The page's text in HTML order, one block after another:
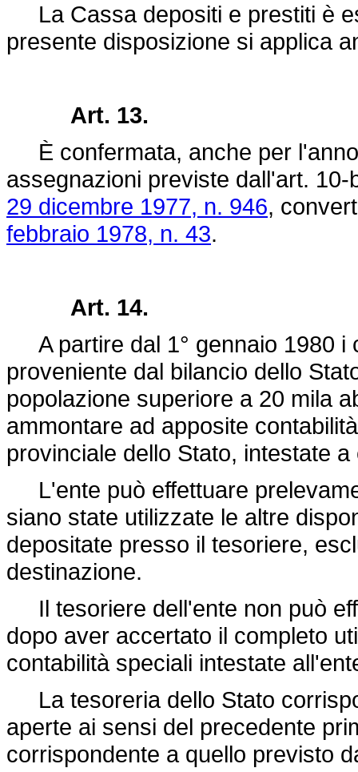
La Cassa depositi e prestiti è
presente disposizione si applica
Art. 13.
È confermata, anche per
assegnazioni previste dall'art.
29 dicembre 1977, n. 946,
febbraio 1978, n. 43.
Art. 14.
A partire dal 1° gennaio 1980 i
proveniente dal bilancio dello
popolazione superiore a 20 mila
ammontare ad apposite
provinciale dello Stato, intestate
L'ente può effettuare
siano state utilizzate le altre
depositate presso il tesoriere,
destinazione.
Il tesoriere dell'ente non può
dopo aver accertato il completo
contabilità speciali intestate
La tesoreria dello Stato
aperte ai sensi del precedente
corrispondente a quello previsto